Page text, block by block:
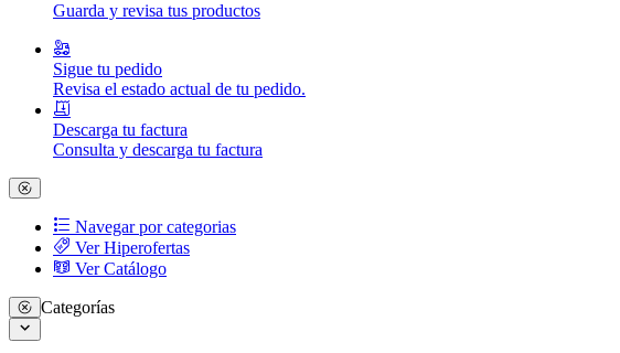
Guarda y revisa tus productos
Sigue tu pedido
Revisa el estado actual de tu pedido.
Descarga tu factura
Consulta y descarga tu factura
Navegar por categorias
Ver Hiperofertas
Ver Catálogo
Categorías